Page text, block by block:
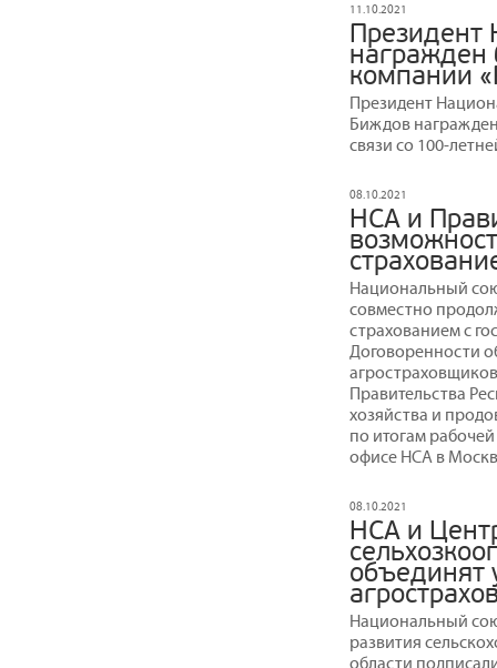
11.10.2021
награжден
компании
Президент
Биждов
связи со 100-
08.10.2021
НСА и
Национальный
совместно
страхованием с
Договоренности
Правительства
хозяйства и
по итогам
офисе НСА в
08.10.2021
НСА и
объединят
Национальный
развития
области